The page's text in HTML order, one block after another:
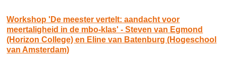
Workshop 'De meester vertelt: aandacht voor
meertaligheid in de mbo-klas' - Steven van Egmond
(Horizon College) en Eline van Batenburg (Hogeschool
van Amsterdam)